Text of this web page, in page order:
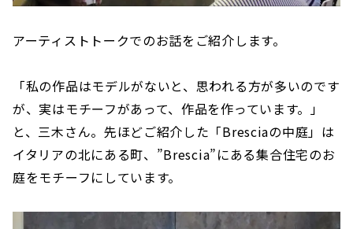
アーティストトークでのお話をご紹介します。
「私の作品はモデルがないと、思われる方が多いのです
が、実はモチーフがあって、作品を作っています。」
と、三木さん。先ほどご紹介した「Bresciaの中庭」は
イタリアの北にある町、”Brescia”にある集合住宅のお
庭をモチーフにしています。